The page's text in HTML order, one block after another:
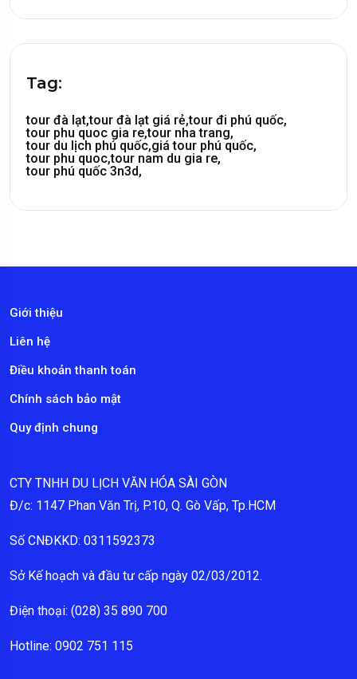
Tag:
tour đà lạt,tour đà lạt giá rẻ,tour đi phú quốc,
tour phu quoc gia re,tour nha trang,
tour du lịch phú quốc,giá tour phú quốc,
tour phu quoc,tour nam du gia re,
tour phú quốc 3n3d,
Giới thiệu
Liên hệ
Điều khoản thanh toán
Chính sách bảo mật
Quy định chung
CTY TNHH DU LỊCH VĂN HÓA SÀI GÒN
Đ/c: 1147 Phan Văn Trị, P.10, Q. Gò Vấp, Tp.HCM
Số CNĐKKD: 0311592373
Sở Kế hoạch và đầu tư cấp ngày 02/03/2012.
Điện thoại: (028) 35 890 700
Hotline: 0902 751 115